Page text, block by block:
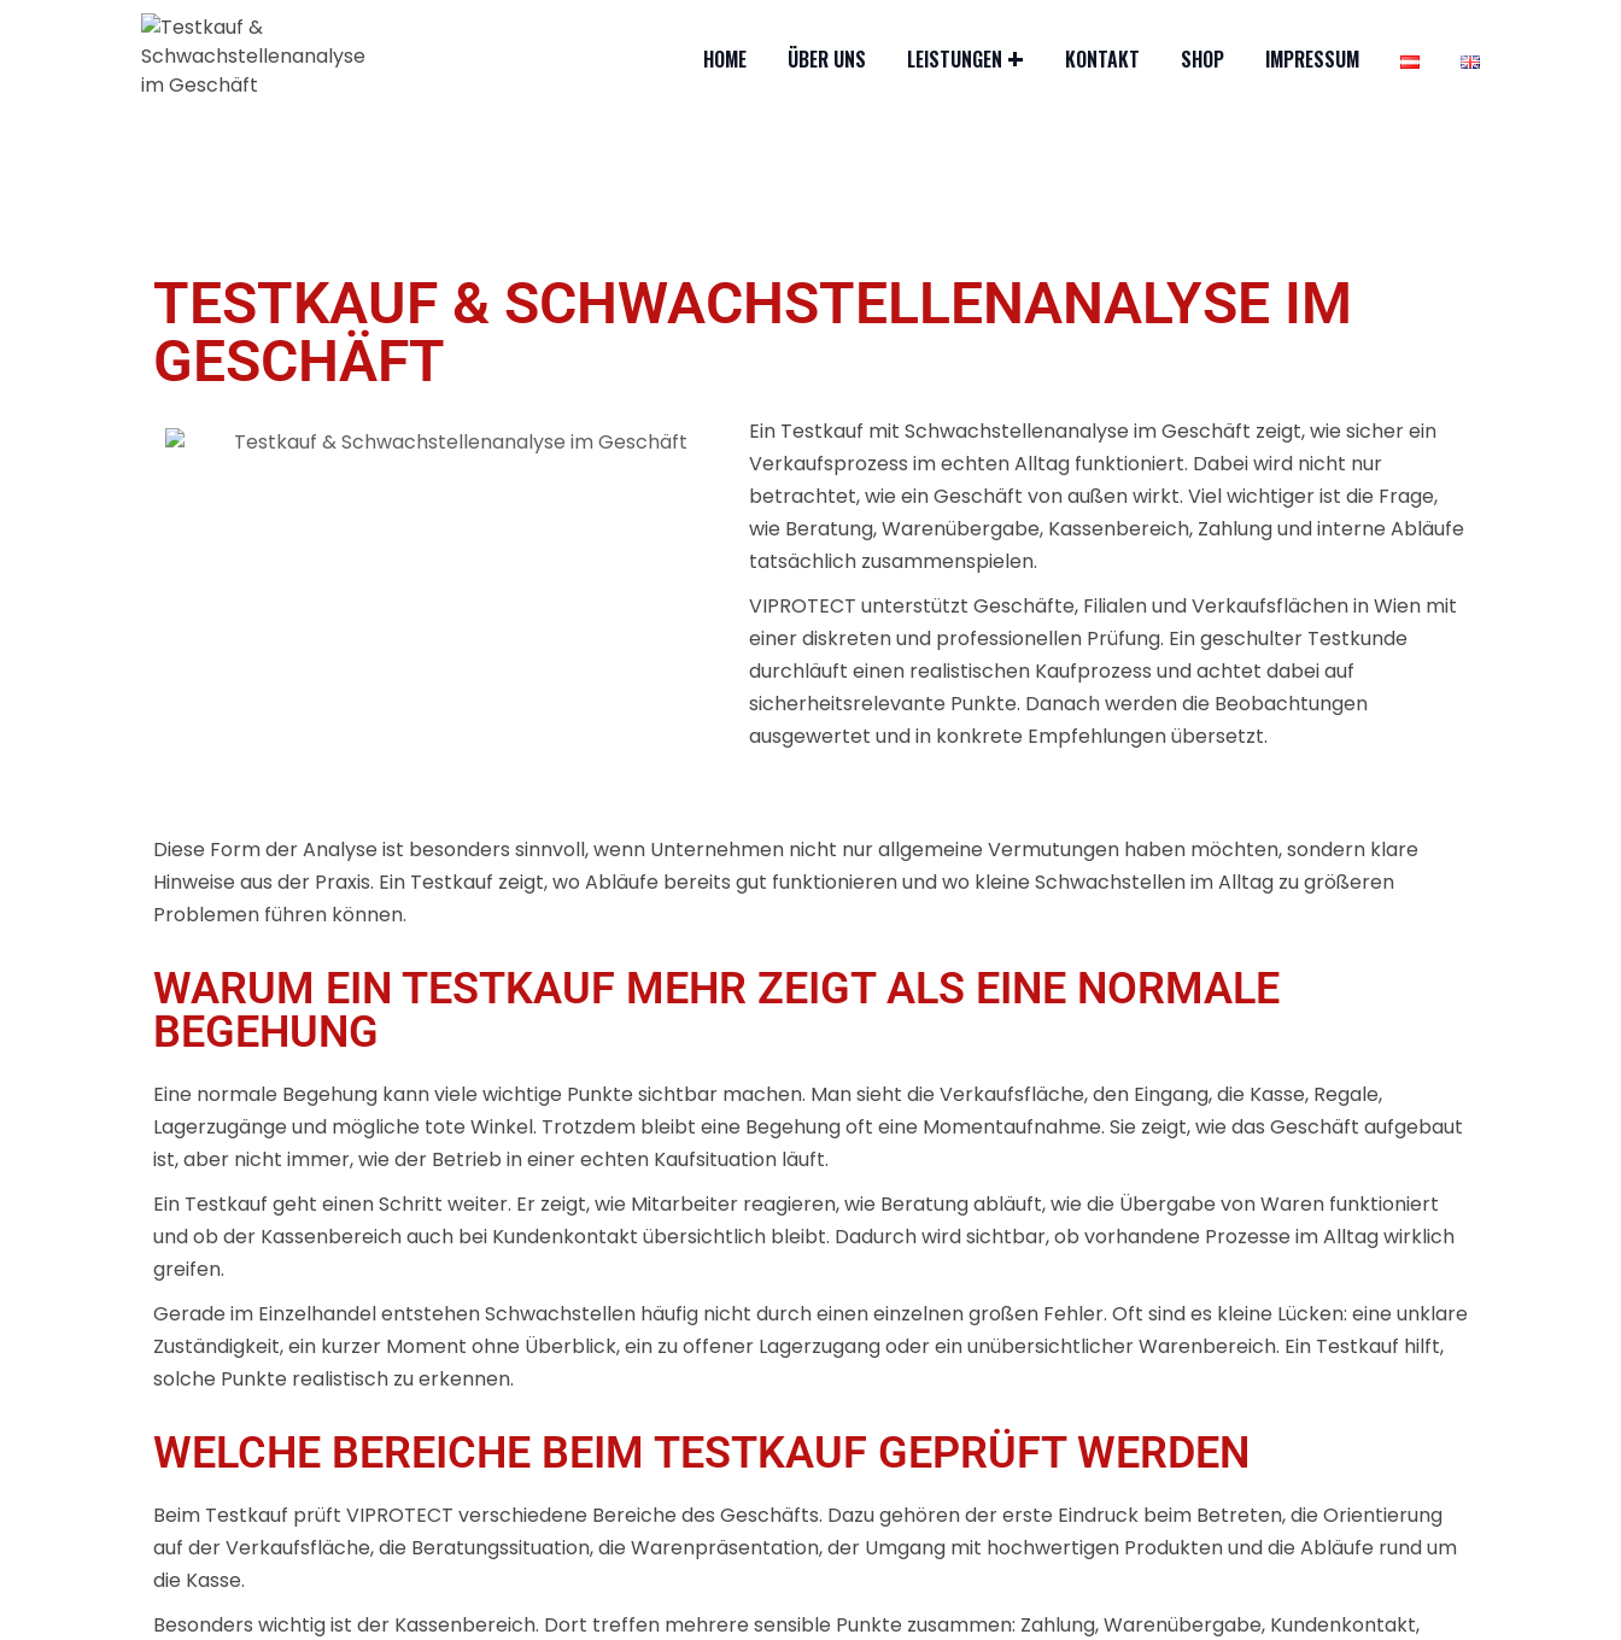
HOME ÜBER UNS LEISTUNGEN KONTAKT SHOP IMPRESSUM
TESTKAUF & SCHWACHSTELLENANALYSE IM
GESCHÄFT
Ein Testkauf mit Schwachstellenanalyse im Geschäft zeigt, wie sicher ein
Verkaufsprozess im echten Alltag funktioniert. Dabei wird nicht nur
betrachtet, wie ein Geschäft von außen wirkt. Viel wichtiger ist die Frage,
wie Beratung, Warenübergabe, Kassenbereich, Zahlung und interne Abläufe
tatsächlich zusammenspielen.
VIPROTECT unterstützt Geschäfte, Filialen und Verkaufsflächen in Wien mit
einer diskreten und professionellen Prüfung. Ein geschulter Testkunde
durchläuft einen realistischen Kaufprozess und achtet dabei auf
sicherheitsrelevante Punkte. Danach werden die Beobachtungen
ausgewertet und in konkrete Empfehlungen übersetzt.
Diese Form der Analyse ist besonders sinnvoll, wenn Unternehmen nicht nur allgemeine Vermutungen haben möchten, sondern klare
Hinweise aus der Praxis. Ein Testkauf zeigt, wo Abläufe bereits gut funktionieren und wo kleine Schwachstellen im Alltag zu größeren
Problemen führen können.
WARUM EIN TESTKAUF MEHR ZEIGT ALS EINE NORMALE
BEGEHUNG
Eine normale Begehung kann viele wichtige Punkte sichtbar machen. Man sieht die Verkaufsfläche, den Eingang, die Kasse, Regale,
Lagerzugänge und mögliche tote Winkel. Trotzdem bleibt eine Begehung oft eine Momentaufnahme. Sie zeigt, wie das Geschäft aufgebaut
ist, aber nicht immer, wie der Betrieb in einer echten Kaufsituation läuft.
Ein Testkauf geht einen Schritt weiter. Er zeigt, wie Mitarbeiter reagieren, wie Beratung abläuft, wie die Übergabe von Waren funktioniert
und ob der Kassenbereich auch bei Kundenkontakt übersichtlich bleibt. Dadurch wird sichtbar, ob vorhandene Prozesse im Alltag wirklich
greifen.
Gerade im Einzelhandel entstehen Schwachstellen häufig nicht durch einen einzelnen großen Fehler. Oft sind es kleine Lücken: eine unklare
Zuständigkeit, ein kurzer Moment ohne Überblick, ein zu offener Lagerzugang oder ein unübersichtlicher Warenbereich. Ein Testkauf hilft,
solche Punkte realistisch zu erkennen.
WELCHE BEREICHE BEIM TESTKAUF GEPRÜFT WERDEN
Beim Testkauf prüft VIPROTECT verschiedene Bereiche des Geschäfts. Dazu gehören der erste Eindruck beim Betreten, die Orientierung
auf der Verkaufsfläche, die Beratungssituation, die Warenpräsentation, der Umgang mit hochwertigen Produkten und die Abläufe rund um
die Kasse.
Besonders wichtig ist der Kassenbereich. Dort treffen mehrere sensible Punkte zusammen: Zahlung, Warenübergabe, Kundenkontakt,